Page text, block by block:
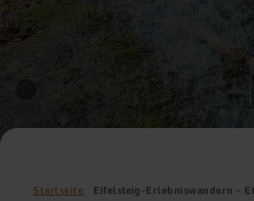
Startseite Eifelsteig-Erlebniswandern -